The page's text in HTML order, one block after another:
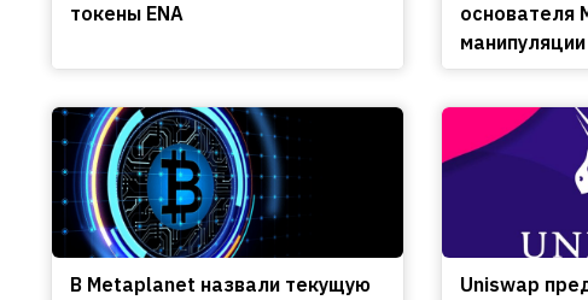
токены ENA
основателя
В Metaplanet назвали текущую
Uniswap